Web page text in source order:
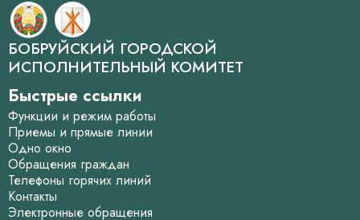
БОБРУЙСКИЙ ГОРОДСКОЙ
ИСПОЛНИТЕЛЬНЫЙ КОМИТЕТ
Быстрые ссылки
Функции и режим работы
Приемы и прямые линии
Одно окно
Обращения граждан
Телефоны горячих линий
Контакты
Электронные обращения